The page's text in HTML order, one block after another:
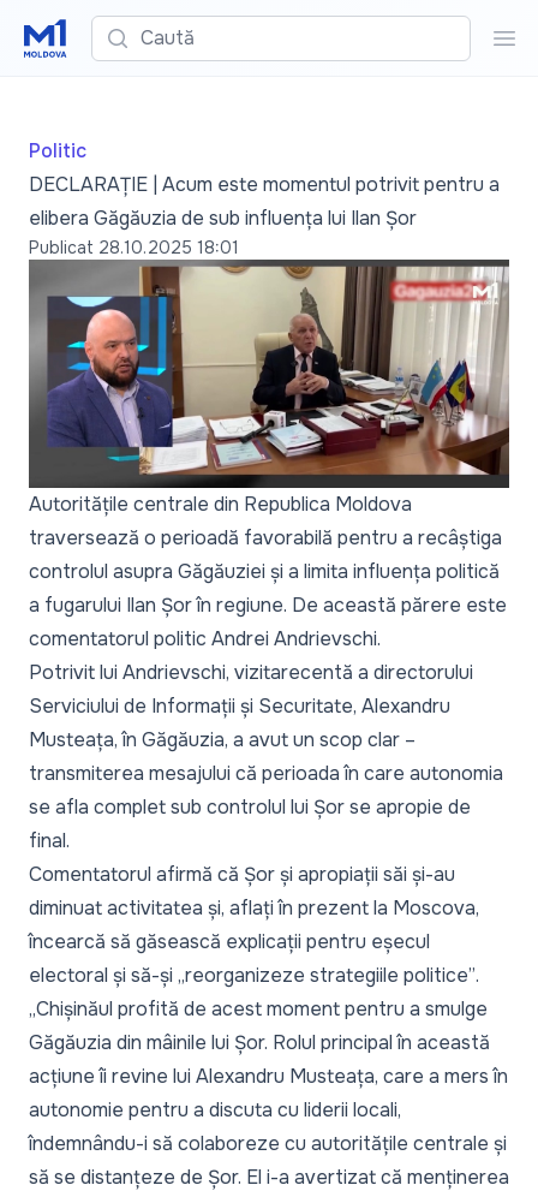
Caută
Politic
DECLARAȚIE | Acum este momentul potrivit pentru a
elibera Găgăuzia de sub influența lui Ilan Șor
Publicat 28.10.2025 18:01
Autoritățile centrale din Republica Moldova
traversează o perioadă favorabilă pentru a recâștiga
controlul asupra Găgăuziei și a limita influența politică
a fugarului Ilan Șor în regiune. De această părere este
comentatorul politic Andrei Andrievschi.
Potrivit lui Andrievschi, vizitarecentă a directorului
Serviciului de Informații și Securitate, Alexandru
Musteața, în Găgăuzia, a avut un scop clar –
transmiterea mesajului că perioada în care autonomia
se afla complet sub controlul lui Șor se apropie de
final.
Comentatorul afirmă că Șor și apropiații săi și-au
diminuat activitatea și, aflați în prezent la Moscova,
încearcă să găsească explicații pentru eșecul
electoral și să-și „reorganizeze strategiile politice”.
„Chișinăul profită de acest moment pentru a smulge
Găgăuzia din mâinile lui Șor. Rolul principal în această
acțiune îi revine lui Alexandru Musteața, care a mers în
autonomie pentru a discuta cu liderii locali,
îndemnându-i să colaboreze cu autoritățile centrale și
să se distanțeze de Șor. El i-a avertizat că menținerea